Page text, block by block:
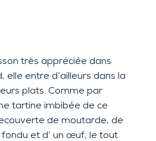
très appréciée dans
elle entre d’ailleurs dans la
plats. Comme par
tartine imbibée de ce
de moutarde, de
et d’ un œuf, le tout